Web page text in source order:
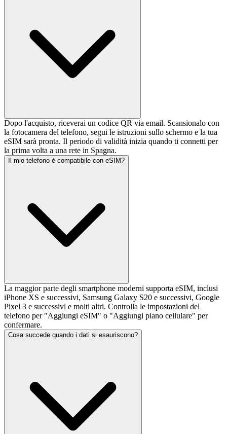
Dopo l'acquisto, riceverai un codice QR via email. Scansionalo con
la fotocamera del telefono, segui le istruzioni sullo schermo e la tua
eSIM sarà pronta. Il periodo di validità inizia quando ti connetti per
la prima volta a una rete in Spagna.
Il mio telefono è compatibile con eSIM?
La maggior parte degli smartphone moderni supporta eSIM, inclusi
iPhone XS e successivi, Samsung Galaxy S20 e successivi, Google
Pixel 3 e successivi e molti altri. Controlla le impostazioni del
telefono per "Aggiungi eSIM" o "Aggiungi piano cellulare" per
confermare.
Cosa succede quando i dati si esauriscono?